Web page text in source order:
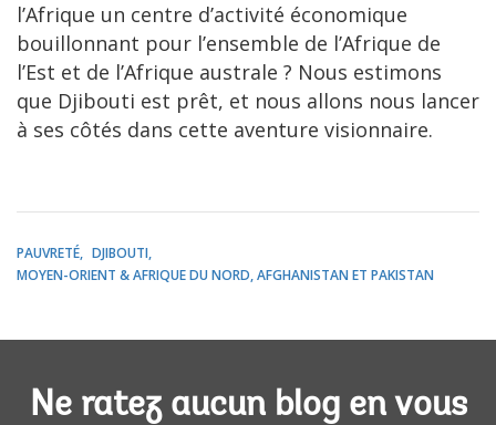
l’Afrique un centre d’activité économique
bouillonnant pour l’ensemble de l’Afrique de
l’Est et de l’Afrique australe ? Nous estimons
que Djibouti est prêt, et nous allons nous lancer
à ses côtés dans cette aventure visionnaire.
PAUVRETÉ
DJIBOUTI
MOYEN-ORIENT & AFRIQUE DU NORD, AFGHANISTAN ET PAKISTAN
Ne ratez aucun blog en vous